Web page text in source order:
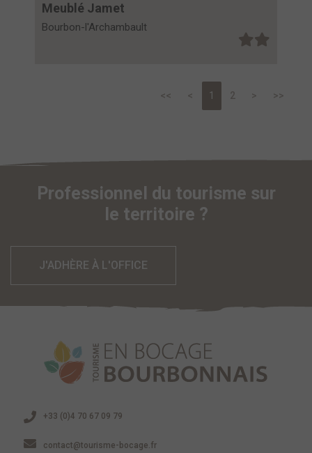
Meublé Jamet
Bourbon-l'Archambault
<< < 1 2 > >>
Professionnel du tourisme sur
le territoire ?
J'ADHÈRE À L'OFFICE
+33 (0)4 70 67 09 79
contact@tourisme-bocage.fr